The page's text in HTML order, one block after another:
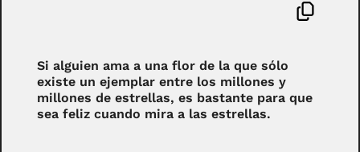
Si alguien ama a una flor de la que sólo
existe un ejemplar entre los millones y
millones de estrellas, es bastante para que
sea feliz cuando mira a las estrellas.